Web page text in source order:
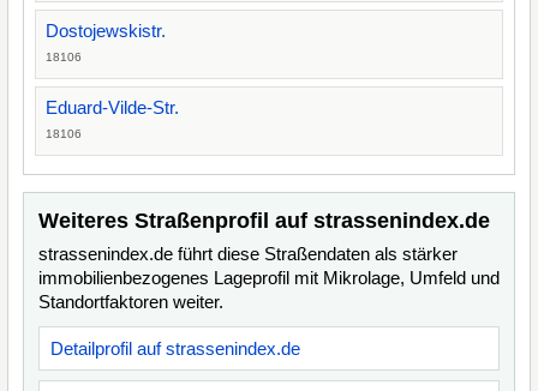
Dostojewskistr.
18106
Eduard-Vilde-Str.
18106
Weiteres Straßenprofil auf strassenindex.de
strassenindex.de führt diese Straßendaten als stärker
immobilienbezogenes Lageprofil mit Mikrolage, Umfeld und
Standortfaktoren weiter.
Detailprofil auf strassenindex.de